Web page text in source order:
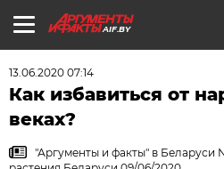
AIF.BY
13.06.2020 07:14
Как избавиться от
веках?
"Аргументы и факты" в Беларуси